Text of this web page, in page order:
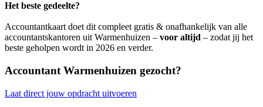
Het beste gedeelte?
Accountantkaart doet dit compleet gratis & onafhankelijk van alle
accountantskantoren uit Warmenhuizen – voor altijd – zodat jij het
beste geholpen wordt in 2026 en verder.
Accountant Warmenhuizen gezocht?
Laat direct jouw opdracht uitvoeren